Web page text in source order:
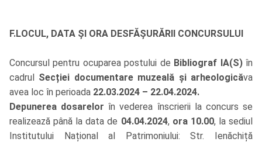
F.LOCUL, DATA ȘI ORA DESFĂȘURĂRII CONCURSULUI
Concursul pentru ocuparea postului de Bibliograf IA(S)în
cadrul Secției documentare muzeală și arheologicăva
avea loc în perioada 22.03.2024 – 22.04.2024.
Depunerea dosarelor în vederea înscrierii la concurs se
realizează până la data de 04.04.2024, ora 10.00, la sediul
Institutului Național al Patrimoniului: Str. Ienăchiță